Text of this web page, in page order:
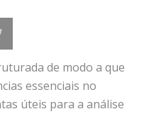
de modo a que
essenciais no
úteis para a análise